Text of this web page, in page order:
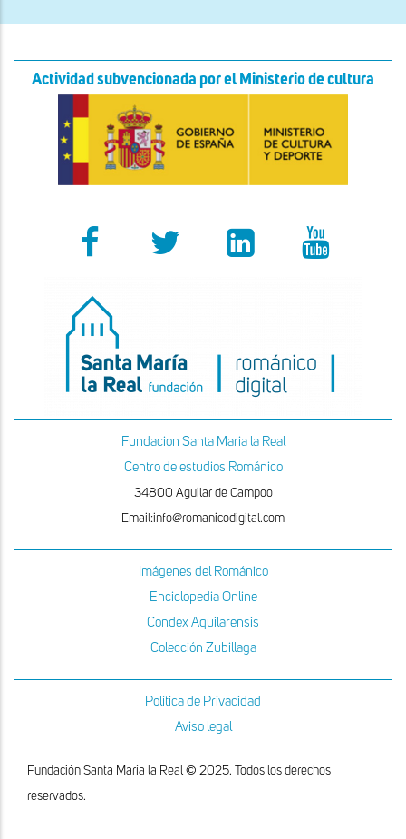
Actividad subvencionada por el Ministerio de cultura
Fundacion Santa Maria la Real
Centro de estudios Románico
34800 Aguilar de Campoo
Email:info@romanicodigital.com
Imágenes del Románico
Enciclopedia Online
Condex Aquilarensis
Colección Zubillaga
Política de Privacidad
Aviso legal
Fundación Santa María la Real © 2025. Todos los derechos
reservados.